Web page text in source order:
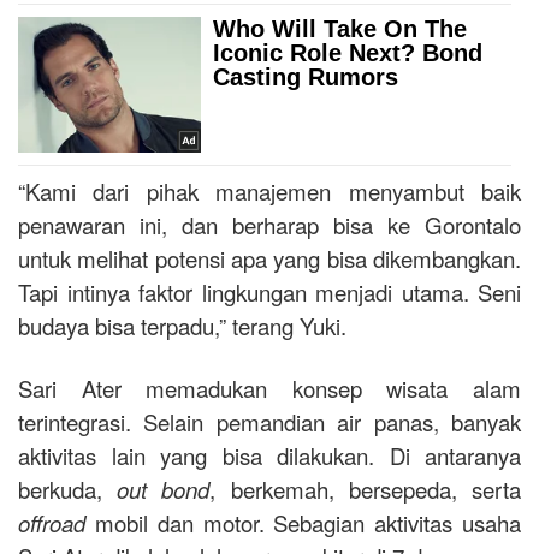
“Kami dari pihak manajemen menyambut baik
penawaran ini, dan berharap bisa ke Gorontalo
untuk melihat potensi apa yang bisa dikembangkan.
Tapi intinya faktor lingkungan menjadi utama. Seni
budaya bisa terpadu,” terang Yuki.
Sari Ater memadukan konsep wisata alam
terintegrasi. Selain pemandian air panas, banyak
aktivitas lain yang bisa dilakukan. Di antaranya
berkuda,out bond, berkemah, bersepeda, serta
offroadmobil dan motor. Sebagian aktivitas usaha